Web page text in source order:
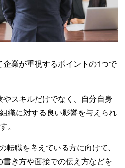
業が重視するポイントの1つで
スキルだけでなく、自分自身
織に対する良い影響を与えられ
。
転職を考えている方に向けて、
き方や面接での伝え方などを